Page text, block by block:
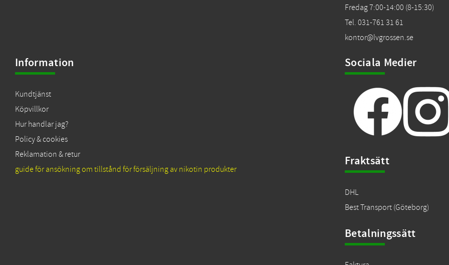
Fredag 7:00-14:00 (8-15:30)
Tel. 031-761 31 61
kontor@lvgrossen.se
Information
Kundtjänst
Köpvillkor
Hur handlar jag?
Policy & cookies
Reklamation & retur
guide för ansökning om tillstånd för försäljning av nikotin produkter
Sociala Medier
Fraktsätt
DHL
Best Transport (Göteborg)
Betalningssätt